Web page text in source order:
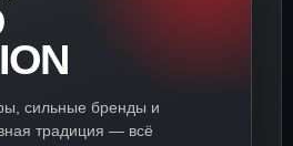
сильные бренды и
традиция — всё